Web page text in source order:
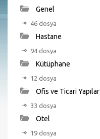
Genel
46 dosya
Hastane
94 dosya
Kütüphane
12 dosya
Ofis ve Ticari Yapılar
33 dosya
Otel
19 dosya